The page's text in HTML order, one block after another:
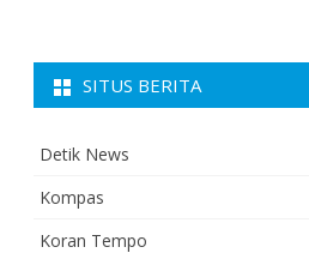
SITUS BERITA
Detik News
Kompas
Koran Tempo